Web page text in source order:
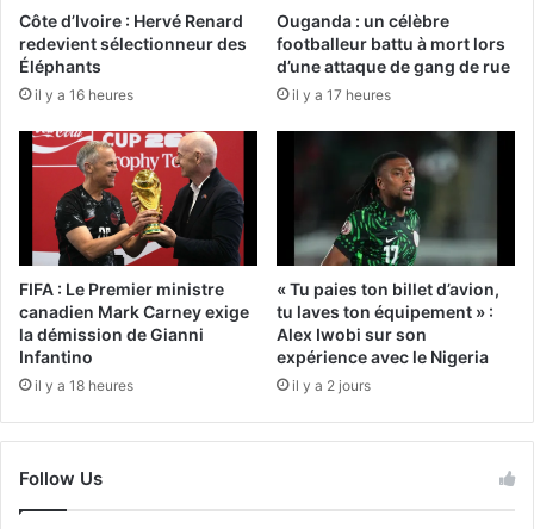
Côte d’Ivoire : Hervé Renard
redevient sélectionneur des
Éléphants
il y a 16 heures
Ouganda : un célèbre
footballeur battu à mort lors
d’une attaque de gang de rue
il y a 17 heures
FIFA : Le Premier ministre
canadien Mark Carney exige
la démission de Gianni
Infantino
il y a 18 heures
« Tu paies ton billet d’avion,
tu laves ton équipement » :
Alex Iwobi sur son
expérience avec le Nigeria
il y a 2 jours
Follow Us